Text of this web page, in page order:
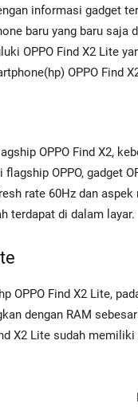
informasi gadget
baru yang baru saja
OPPO Find X2 Lite
OPPO Find
OPPO Find X2,
OPPO, gadget
rate 60Hz dan
terdapat di dalam layar.
OPPO Find X2 Lite,
dengan RAM
X2 Lite sudah